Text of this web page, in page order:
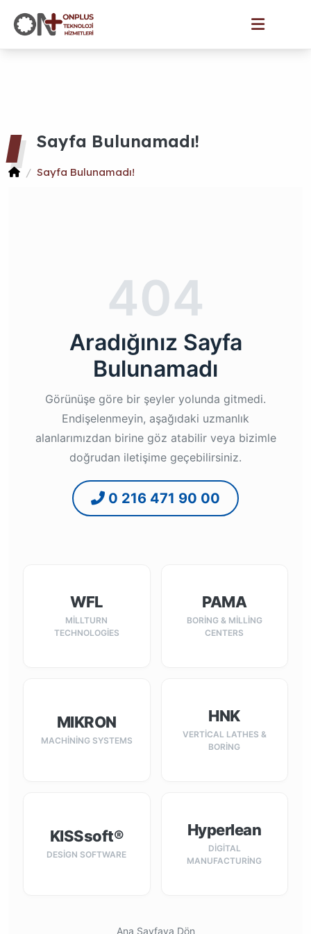
Sayfa Bulunamadı!
Sayfa Bulunamadı!
404
Aradığınız Sayfa
Bulunamadı
Görünüşe göre bir şeyler yolunda gitmedi.
Endişelenmeyin, aşağıdaki uzmanlık
alanlarımızdan birine göz atabilir veya bizimle
doğrudan iletişime geçebilirsiniz.
0 216 471 90 00
WFL
MILLTURN
TECHNOLOGIES
PAMA
BORING & MILLING
CENTERS
MIKRON
MACHINING SYSTEMS
HNK
VERTICAL LATHES &
BORING
KISSsoft®
DESIGN SOFTWARE
Hyperlean
DIGITAL
MANUFACTURING
Ana Sayfaya Dön